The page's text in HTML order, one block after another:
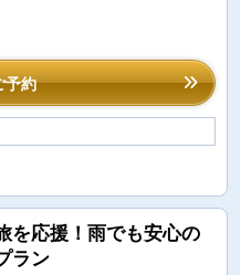
予約
を応援！雨でも安心の
ラン